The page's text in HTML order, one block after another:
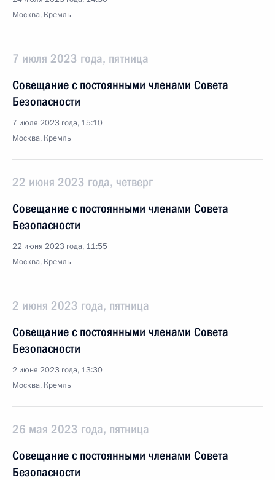
Москва, Кремль
7 июля 2023 года, пятница
Совещание с постоянными членами Совета
Безопасности
7 июля 2023 года, 15:10
Москва, Кремль
22 июня 2023 года, четверг
Совещание с постоянными членами Совета
Безопасности
22 июня 2023 года, 11:55
Москва, Кремль
2 июня 2023 года, пятница
Совещание с постоянными членами Совета
Безопасности
2 июня 2023 года, 13:30
Москва, Кремль
26 мая 2023 года, пятница
Совещание с постоянными членами Совета
Безопасности